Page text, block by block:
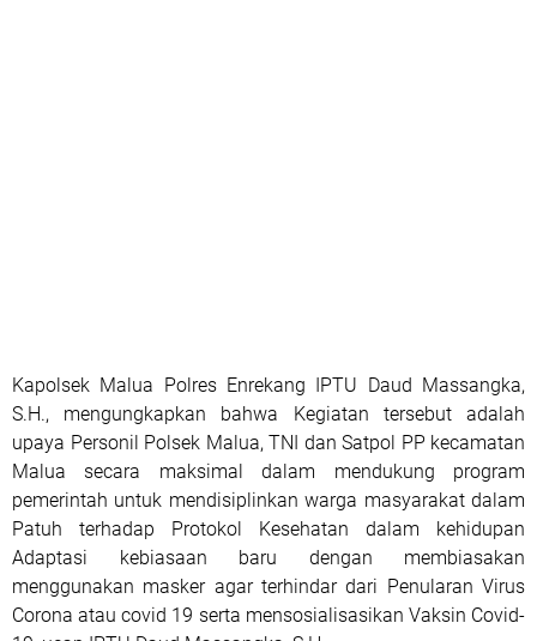
Kapolsek Malua Polres Enrekang IPTU Daud Massangka,
S.H., mengungkapkan bahwa Kegiatan tersebut adalah
upaya Personil Polsek Malua, TNI dan Satpol PP kecamatan
Malua secara maksimal dalam mendukung program
pemerintah untuk mendisiplinkan warga masyarakat dalam
Patuh terhadap Protokol Kesehatan dalam kehidupan
Adaptasi kebiasaan baru dengan membiasakan
menggunakan masker agar terhindar dari Penularan Virus
Corona atau covid 19 serta mensosialisasikan Vaksin Covid-